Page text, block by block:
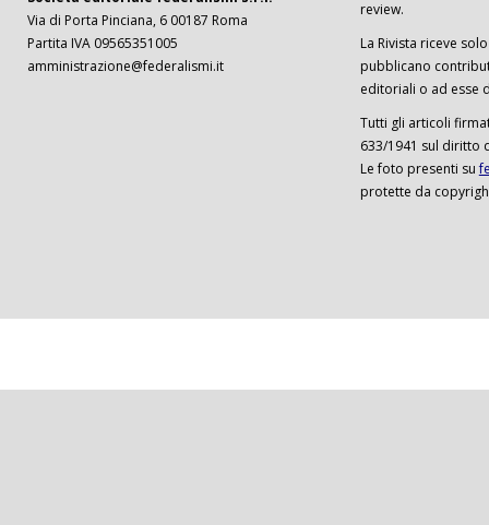
Via di Porta Pinciana, 6 00187 Roma
Partita IVA 09565351005
amministrazione@federalismi.it
review.
La Rivista riceve
pubblicano
editoriali o ad esse
Tutti gli articoli
633/1941 sul diritto
Le foto presenti su
protette da